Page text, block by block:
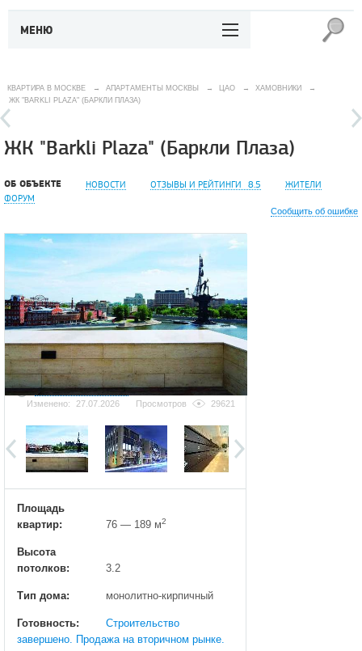
МЕНЮ
КВАРТИРА В МОСКВЕ → АПАРТАМЕНТЫ МОСКВЫ → ЦАО → ХАМОВНИКИ
→
ЖК "BARKLI PLAZA" (БАРКЛИ ПЛАЗА)
ЖК "Barkli Plaza" (Баркли Плаза)
ОБ ОБЪЕКТЕ НОВОСТИ ОТЗЫВЫ И РЕЙТИНГИ 8.5
ЖИТЕЛИ
ФОРУМ
Сообщить об ошибке
Добавить фотографию
Изменено:
27.07.2026 Просмотров 29621
Площадь
квартир:
76 — 189 м2
Высота
потолков:
3.2
Тип дома: монолитно-кирпичный
Готовность:
Строительство
завершено. Продажа на вторичном рынке.